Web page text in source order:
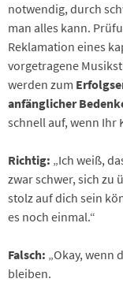
notwendig, durch
man alles kann.
Reklamation eines
vorgetragene
werden zum
anfänglicher
schnell auf, wenn Ihr
Richtig: „Ich weiß,
zwar schwer, sich zu
stolz auf dich sein
es noch einmal.“
Falsch: „Okay, wenn
bleiben.